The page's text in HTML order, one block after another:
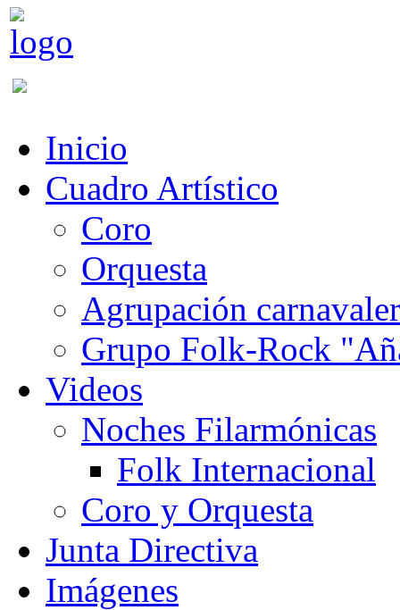
Inicio
Cuadro Artístico
Coro
Orquesta
Agrupación
Grupo Folk-Rock
Videos
Noches Filarmónicas
Folk Internacional
Coro y Orquesta
Junta Directiva
Imágenes